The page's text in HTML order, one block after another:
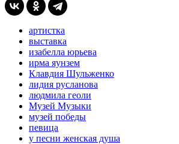
артистка
выставка
изабелла юрьева
ирма яунзем
Клавдия Шульженко
лидия русланова
людмила геоли
Музей Музыки
музей победы
певица
у песни женская душа